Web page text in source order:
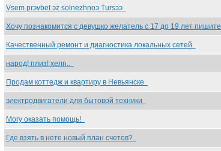
Vsem prэvbet эz solnezhnoэ Tursээ
Хочу познакомится с девушко желатель с 17 до 19 лет пишите
Качественный ремонт и диагностика локальных сетей
народ! плиз! хелп..
Продам коттедж и квартиру в Невьянске
электродвигатели для бытовой техники
Могу оказать помощь!
Где взять в нете новый план счетов?